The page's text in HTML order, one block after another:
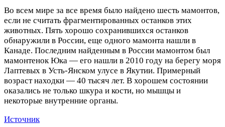
Во всем мире за все время было найдено шесть мамонтов,
если не считать фрагментированных останков этих
животных. Пять хорошо сохранившихся останков
обнаружили в России, еще одного мамонта нашли в
Канаде. Последним найденным в России мамонтом был
мамонтенок Юка — его нашли в 2010 году на берегу моря
Лаптевых в Усть-Янском улусе в Якутии. Примерный
возраст находки — 40 тысяч лет. В хорошем состоянии
оказались не только шкура и кости, но мышцы и
некоторые внутренние органы.
Источник